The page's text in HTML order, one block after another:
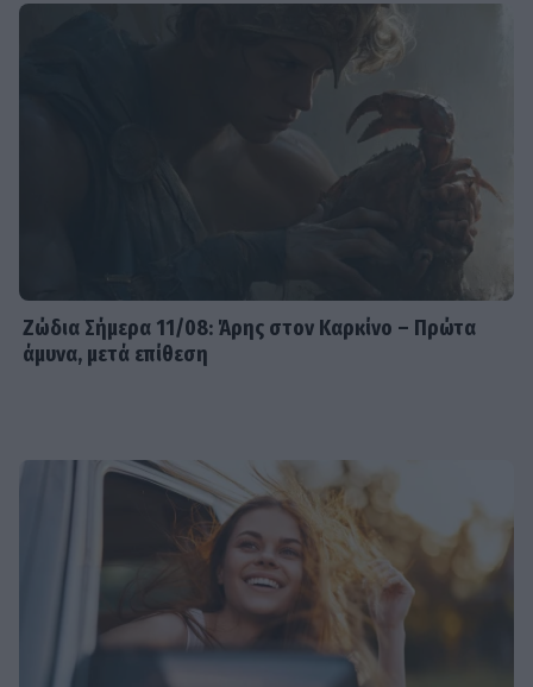
Ζώδια Σήμερα 11/08: Άρης στον Καρκίνο – Πρώτα
άμυνα, μετά επίθεση